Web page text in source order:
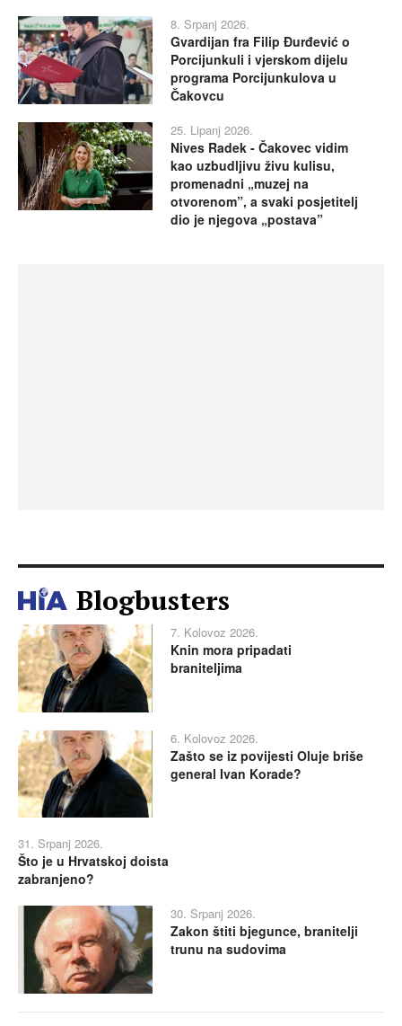
8. Srpanj 2026.
Gvardijan fra Filip Đurđević o
Porcijunkuli i vjerskom dijelu
programa Porcijunkulova u
Čakovcu
25. Lipanj 2026.
Nives Radek - Čakovec vidim
kao uzbudljivu živu kulisu,
promenadni „muzej na
otvorenom”, a svaki posjetitelj
dio je njegova „postava”
Blogbusters
7. Kolovoz 2026.
Knin mora pripadati
braniteljima
6. Kolovoz 2026.
Zašto se iz povijesti Oluje briše
general Ivan Korade?
31. Srpanj 2026.
Što je u Hrvatskoj doista
zabranjeno?
30. Srpanj 2026.
Zakon štiti bjegunce, branitelji
trunu na sudovima